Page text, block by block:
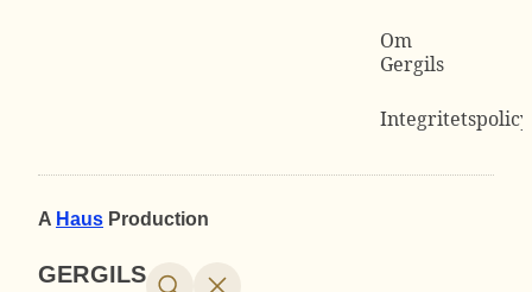
Om
Gergils
Integritetspolicy
A Haus Production
GERGILS